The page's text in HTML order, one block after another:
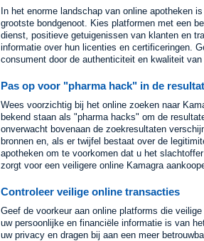
In het enorme landschap van online apotheken
grootste bondgenoot. Kies platformen met een
dienst, positieve getuigenissen van klanten en
informatie over hun licenties en certificeringen.
consument door de authenticiteit en kwaliteit
Pas op voor "pharma hack" in de
Wees voorzichtig bij het online zoeken naar
bekend staan als "pharma hacks" om de
onverwacht bovenaan de zoekresultaten
bronnen en, als er twijfel bestaat over de
apotheken om te voorkomen dat u het
zorgt voor een veiligere online Kamagra
Controleer veilige online transacties
Geef de voorkeur aan online platforms die
uw persoonlijke en financiële informatie is van
uw privacy en dragen bij aan een meer